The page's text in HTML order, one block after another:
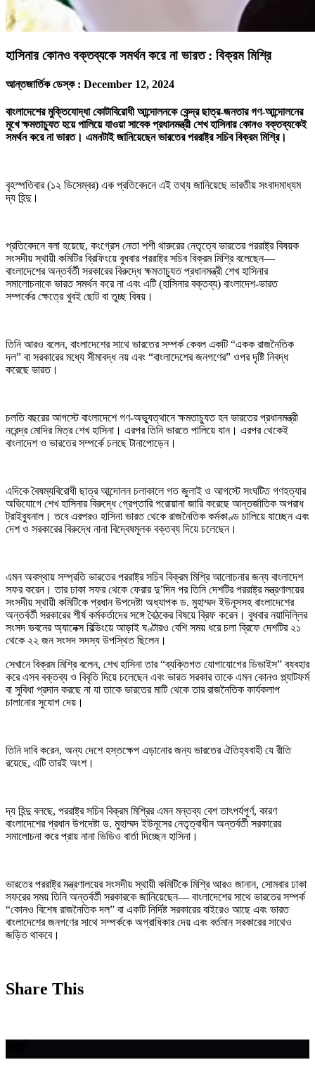
হাসিনার কোনও বক্তব্যকে সমর্থন করে না ভারত : বিক্রম মিশ্রি
আন্তজার্তিক ডেস্ক : December 12, 2024
বাংলাদেশের মুক্তিযোদ্ধা কোটাবিরোধী আন্দোলনকে কেন্দ্র ছাত্র-জনতার গণ-আন্দোলনের
মুখে ক্ষমতাচ্যুত হয়ে পালিয়ে যাওয়া সাবেক প্রধানমন্ত্রী শেখ হাসিনার কোনও বক্তব্যকেই
সমর্থন করে না ভারত। এমনটাই জানিয়েছেন ভারতের পররাষ্ট্র সচিব বিক্রম মিশ্রি।
বৃহস্পতিবার (১২ ডিসেম্বর) এক প্রতিবেদনে এই তথ্য জানিয়েছে ভারতীয় সংবাদমাধ্যম
দ্য হিন্দু।
প্রতিবেদনে বলা হয়েছে, কংগ্রেস নেতা শশী থারুরের নেতৃত্বে ভারতের পররাষ্ট্র বিষয়ক
সংসদীয় স্থায়ী কমিটির ব্রিফিংয়ে বুধবার পররাষ্ট্র সচিব বিক্রম মিশ্রি বলেছেন—
বাংলাদেশের অন্তর্বর্তী সরকারের বিরুদ্ধে ক্ষমতাচ্যুত প্রধানমন্ত্রী শেখ হাসিনার
সমালোচনাকে ভারত সমর্থন করে না এবং এটি (হাসিনার বক্তব্য) বাংলাদেশ-ভারত
সম্পর্কের ক্ষেত্রে খুবই ছোট বা তুচ্ছ বিষয়।
তিনি আরও বলেন, বাংলাদেশের সাথে ভারতের সম্পর্ক কেবল একটি “একক রাজনৈতিক
দল” বা সরকারের মধ্যে সীমাবদ্ধ নয় এবং “বাংলাদেশের জনগণের” ওপর দৃষ্টি নিবদ্ধ
করেছে ভারত।
চলতি বছরের আগস্টে বাংলাদেশে গণ-অভ্যুত্থানে ক্ষমতাচ্যুত হন ভারতের প্রধানমন্ত্রী
নরেন্দ্র মোদির মিত্র শেখ হাসিনা। এরপর তিনি ভারতে পালিয়ে যান। এরপর থেকেই
বাংলাদেশ ও ভারতের সম্পর্কে চলছে টানাপোড়েন।
এদিকে বৈষম্যবিরোধী ছাত্র আন্দোলন চলাকালে গত জুলাই ও আগস্টে সংঘটিত গণহত্যার
অভিযোগে শেখ হাসিনার বিরুদ্ধে গ্রেপ্তারি পরোয়ানা জারি করেছে আন্তর্জাতিক অপরাধ
ট্রাইব্যুনাল। তবে এরপরও হাসিনা ভারত থেকে রাজনৈতিক কর্মকাণ্ড চালিয়ে যাচ্ছেন এবং
দেশ ও সরকারের বিরুদ্ধে নানা বিদ্বেষমূলক বক্তব্য দিয়ে চলেছেন।
এমন অবস্থায় সম্প্রতি ভারতের পররাষ্ট্র সচিব বিক্রম মিশ্রি আলোচনার জন্য বাংলাদেশ
সফর করেন। তার ঢাকা সফর থেকে ফেরার দু’দিন পর তিনি দেশটির পররাষ্ট্র মন্ত্রণালয়ের
সংসদীয় স্থায়ী কমিটিকে প্রধান উপদেষ্টা অধ্যাপক ড. মুহাম্মদ ইউনূসসহ বাংলাদেশের
অন্তর্বর্তী সরকারের শীর্ষ কর্মকর্তাদের সঙ্গে বৈঠকের বিষয়ে ব্রিফ করেন। বুধবার নয়াদিল্লির
সংসদ ভবনের অ্যানেক্স বিল্ডিংয়ে আড়াই ঘণ্টারও বেশি সময় ধরে চলা ব্রিফে দেশটির ২১
থেকে ২২ জন সংসদ সদস্য উপস্থিত ছিলেন।
সেখানে বিক্রম মিশ্রি বলেন, শেখ হাসিনা তার “ব্যক্তিগত যোগাযোগের ডিভাইস” ব্যবহার
করে এসব বক্তব্য ও বিবৃতি দিয়ে চলেছেন এবং ভারত সরকার তাকে এমন কোনও প্ল্যাটফর্ম
বা সুবিধা প্রদান করছে না যা তাকে ভারতের মাটি থেকে তার রাজনৈতিক কার্যকলাপ
চালানোর সুযোগ দেয়।
তিনি দাবি করেন, অন্য দেশে হস্তক্ষেপ এড়ানোর জন্য ভারতের ঐতিহ্যবাহী যে রীতি
রয়েছে, এটি তারই অংশ।
দ্য হিন্দু বলছে, পররাষ্ট্র সচিব বিক্রম মিশ্রির এমন মন্তব্য বেশ তাৎপর্যপূর্ণ, কারণ
বাংলাদেশের প্রধান উপদেষ্টা ড. মুহাম্মদ ইউনূসের নেতৃত্বাধীন অন্তর্বর্তী সরকারের
সমালোচনা করে প্রায় নানা ভিডিও বার্তা দিচ্ছেন হাসিনা।
ভারতের পররাষ্ট্র মন্ত্রণালয়ের সংসদীয় স্থায়ী কমিটিকে মিশ্রি আরও জানান, সোমবার ঢাকা
সফরের সময় তিনি অন্তর্বর্তী সরকারকে জানিয়েছেন— বাংলাদেশের সাথে ভারতের সম্পর্ক
“কোনও বিশেষ রাজনৈতিক দল” বা একটি নির্দিষ্ট সরকারের বাইরেও আছে এবং ভারত
বাংলাদেশের জনগণের সাথে সম্পর্ককে অগ্রাধিকার দেয় এবং বর্তমান সরকারের সাথেও
জড়িত থাকবে।
Share This